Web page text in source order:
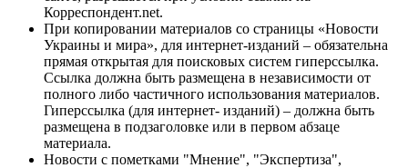
Корреспондент.net.
При копировании материалов со страницы «Новости
Украины и мира», для интернет-изданий – обязательна
прямая открытая для поисковых систем гиперссылка.
Ссылка должна быть размещена в независимости от
полного либо частичного использования материалов.
Гиперссылка (для интернет- изданий) – должна быть
размещена в подзаголовке или в первом абзаце
материала.
Новости с пометками "Мнение", "Экспертиза",